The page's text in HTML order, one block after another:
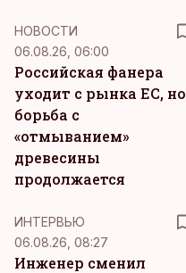
НОВОСТИ
06.08.26, 06:00
Российская фанера
уходит с рынка ЕС, но
борьба с
«отмыванием»
древесины
продолжается
ИНТЕРВЬЮ
06.08.26, 08:27
Инженер сменил